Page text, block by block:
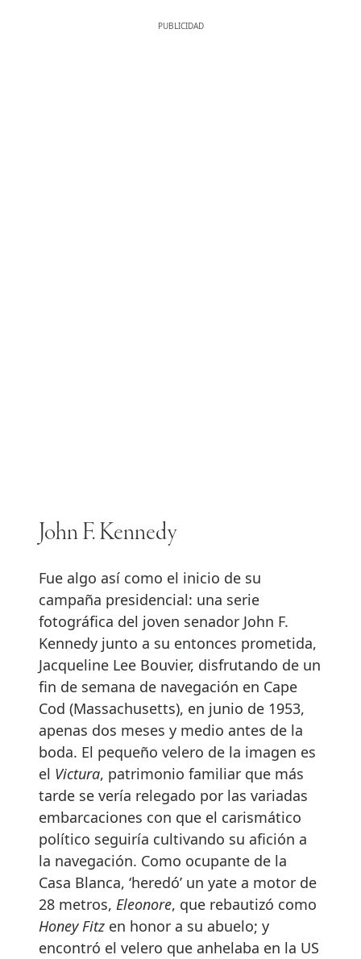
John F. Kennedy
Fue algo así como el inicio de su
campaña presidencial: una serie
fotográfica del joven senador John F.
Kennedy junto a su entonces prometida,
Jacqueline Lee Bouvier, disfrutando de un
fin de semana de navegación en Cape
Cod (Massachusetts), en junio de 1953,
apenas dos meses y medio antes de la
boda. El pequeño velero de la imagen es
el Victura, patrimonio familiar que más
tarde se vería relegado por las variadas
embarcaciones con que el carismático
político seguiría cultivando su afición a
la navegación. Como ocupante de la
Casa Blanca, ‘heredó’ un yate a motor de
28 metros, Eleonore, que rebautizó como
Honey Fitz en honor a su abuelo; y
encontró el velero que anhelaba en la US